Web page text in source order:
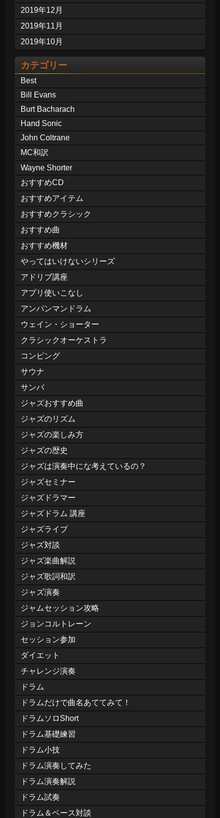
2019年12月
2019年11月
2019年10月
カテゴリー
Best
Bill Evans
Burt Bacharach
Hand Sonic
John Coltrane
MC和訳
Wayne Shorter
おすすめCD
おすすめアイテム
おすすめクラシック
おすすめ曲
おすすめ機材
やってはいけないシリーズ
アドリブ講座
アプリ使いこなし
アンパンマンドラム
ウェイン・ショーター
クラシックオーケストラ
コンピング
サウナ
サンバ
ジャズおすすめ曲
ジャズのリズム
ジャズの楽しみ方
ジャズの歴史
ジャズは演奏中にな考えているの？
ジャズセミナー
ジャズドラマー
ジャズドラム 講座
ジャズライブ
ジャズ対談
ジャズ楽曲解説
ジャズ歌詞和訳
ジャズ演奏
ジャムセッション攻略
ジョンコルトレーン
セッション参加
ダイエット
チャレンジ演奏
ドラム
ドラムだけで曲名あててみて！
ドラムソロShort
ドラム基礎練習
ドラム小技
ドラム演奏してみた
ドラム演奏解説
ドラム試奏
ドラム＆ベース対談